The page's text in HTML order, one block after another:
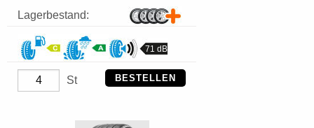
Lagerbestand:
71 dB
St BESTELLEN